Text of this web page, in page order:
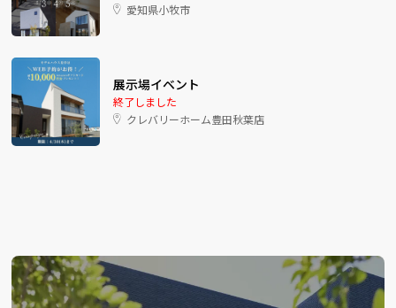
愛知県小牧市
展示場イベント
終了しました
クレバリーホーム豊田秋葉店